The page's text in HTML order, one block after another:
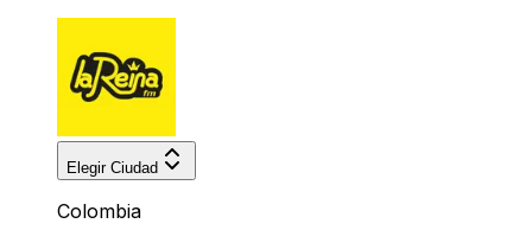
Elegir Ciudad
Colombia